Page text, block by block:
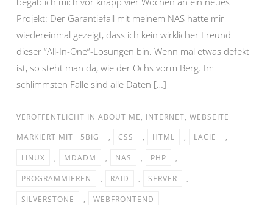
Projekt: Der Garantiefall mit meinem NAS hatte mir
wiedereinmal gezeigt, dass ich kein wirklicher Freund
dieser “All-In-One”-Lösungen bin. Wenn mal etwas defekt
ist, so steht man da, wie der Ochs vorm Berg. Im
schlimmsten Falle sind alle Daten […]
VERÖFFENTLICHT IN ABOUT ME, INTERNET, WEBSEITE
MARKIERT MIT
5BIG , CSS , HTML , LACIE
,
LINUX
, MDADM , NAS , PHP
,
PROGRAMMIEREN
, RAID , SERVER
,
SILVERSTONE
, WEBFRONTEND